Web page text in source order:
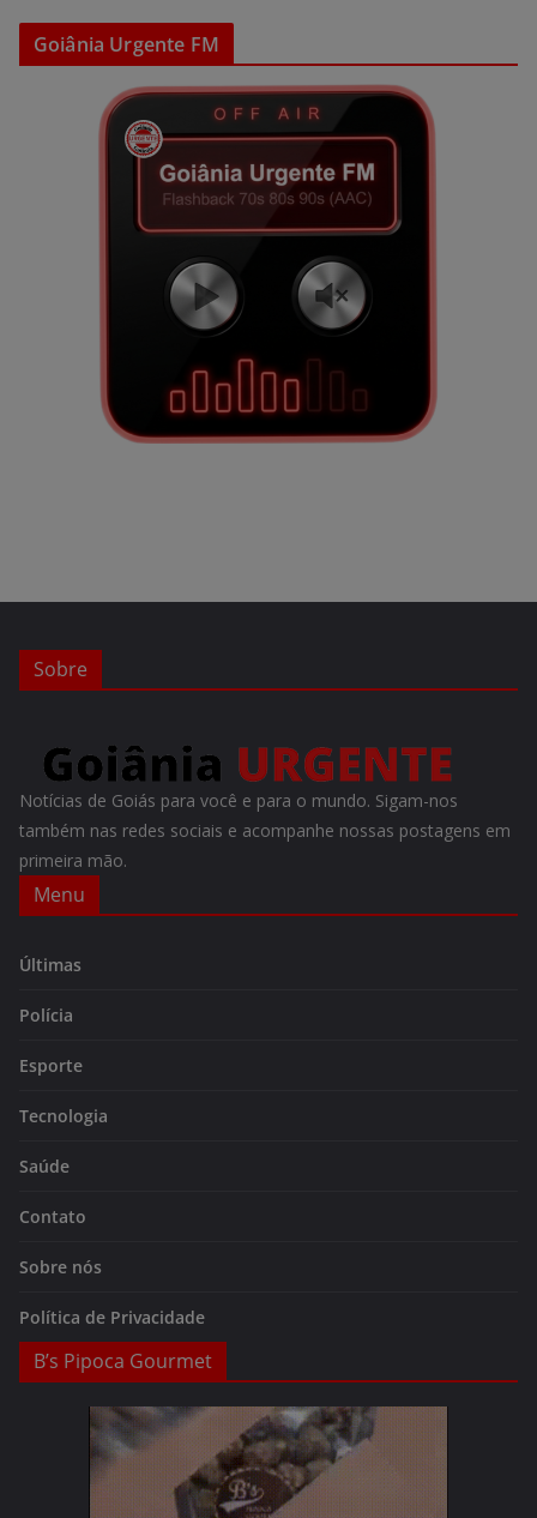
Goiânia Urgente FM
Sobre
Notícias de Goiás para você e para o mundo. Sigam-nos
também nas redes sociais e acompanhe nossas postagens em
primeira mão.
Menu
Últimas
Polícia
Esporte
Tecnologia
Saúde
Contato
Sobre nós
Política de Privacidade
B’s Pipoca Gourmet